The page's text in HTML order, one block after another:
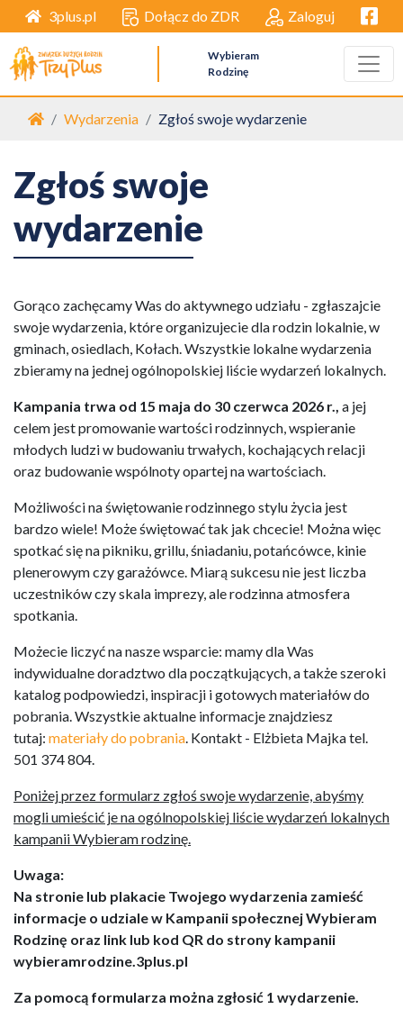
3plus.pl Dołącz do ZDR Zaloguj
Wybieram
Rodzinę
Strona główna
Wydarzenia Zgłoś swoje wydarzenie
Zgłoś swoje
wydarzenie
Gorąco zachęcamy Was do aktywnego udziału - zgłaszajcie
swoje wydarzenia, które organizujecie dla rodzin lokalnie, w
gminach, osiedlach, Kołach. Wszystkie lokalne wydarzenia
zbieramy na jednej ogólnopolskiej liście wydarzeń lokalnych.
Kampania trwa od 15 maja do 30 czerwca 2026 r., a jej
celem jest promowanie wartości rodzinnych, wspieranie
młodych ludzi w budowaniu trwałych, kochających relacji
oraz budowanie wspólnoty opartej na wartościach.
Możliwości na świętowanie rodzinnego stylu życia jest
bardzo wiele! Może świętować tak jak chcecie! Można więc
spotkać się na pikniku, grillu, śniadaniu, potańcówce, kinie
plenerowym czy garażówce. Miarą sukcesu nie jest liczba
uczestników czy skala imprezy, ale rodzinna atmosfera
spotkania.
Możecie liczyć na nasze wsparcie: mamy dla Was
indywidualne doradztwo dla początkujących, a także szeroki
katalog podpowiedzi, inspiracji i gotowych materiałów do
pobrania. Wszystkie aktualne informacje znajdziesz
tutaj: materiały do pobrania. Kontakt - Elżbieta Majka tel.
501 374 804.
Poniżej przez formularz zgłoś swoje wydarzenie, abyśmy
mogli umieścić je na ogólnopolskiej liście wydarzeń lokalnych
kampanii Wybieram rodzinę.
Uwaga:
Na stronie lub plakacie Twojego wydarzenia zamieść
informacje o udziale w Kampanii społecznej Wybieram
Rodzinę oraz link lub kod QR do strony kampanii
wybieramrodzine.3plus.pl
Za pomocą formularza można zgłosić 1 wydarzenie.